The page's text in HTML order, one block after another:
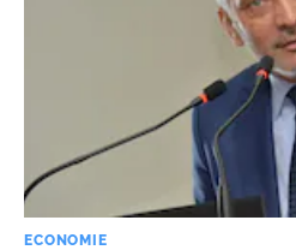
ECONOMIE